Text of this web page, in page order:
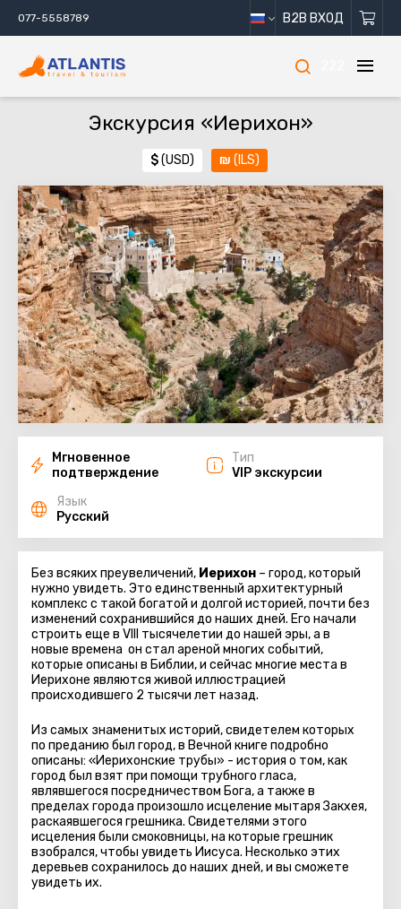
077-5558789 B2B ВХОД
Экскурсия «Иерихон»
$(USD) ₪ (ILS)
Мгновенное
подтверждение
Тип
VIP экскурсии
Язык
Русский
Без всяких преувеличений, Иерихон – город, который
нужно увидеть. Это единственный архитектурный
комплекс с такой богатой и долгой историей, почти без
изменений сохранившийся до наших дней. Его начали
строить еще в VIII тысячелетии до нашей эры, а в
новые времена он стал ареной многих событий,
которые описаны в Библии, и сейчас многие места в
Иерихоне являются живой иллюстрацией
происходившего 2 тысячи лет назад.
Из самых знаменитых историй, свидетелем которых
по преданию был город, в Вечной книге подробно
описаны: «Иерихонские трубы» - история о том, как
город был взят при помощи трубного гласа,
являвшегося посредничеством Бога, а также в
пределах города произошло исцеление мытаря Закхея,
раскаявшегося грешника. Свидетелями этого
исцеления были смоковницы, на которые грешник
взобрался, чтобы увидеть Иисуса. Несколько этих
деревьев сохранилось до наших дней, и вы сможете
увидеть их.